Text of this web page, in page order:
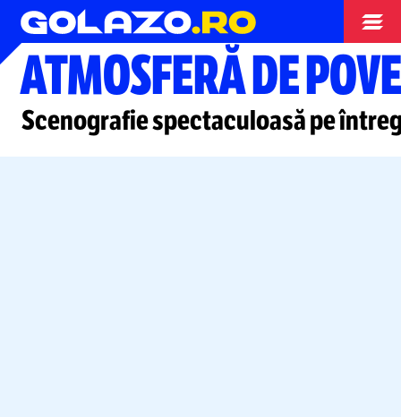
Campionate
ATMOSFERĂ DE
Scenografie spectaculoasă pe